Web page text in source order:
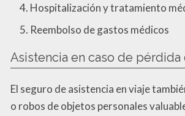
Hospitalización y tratamiento
Reembolso de gastos médicos
Asistencia en caso de pérdida
El seguro de asistencia en viaje
o robos de objetos personales